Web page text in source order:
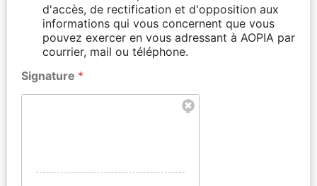
d'accès, de rectification et d'opposition aux
informations qui vous concernent que vous
pouvez exercer en vous adressant à AOPIA par
courrier, mail ou téléphone.
Signature *